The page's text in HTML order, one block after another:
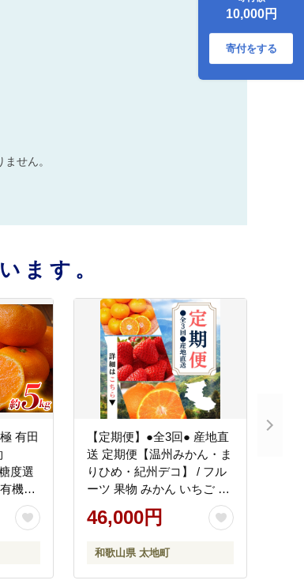
※2026年10月～11
月に順次発送予定
（お届け日指定不
可） 有機質肥料
100% サイズ混合
10,000円
寄付をする
せん。
ます。
有田
度選
機質
月～
予定
【定期便】●全3回● 産地直
送 定期便【温州みかん・ま
りひめ・紀州デコ】 / フル
ーツ 果物 みかん いちご 旬
定期便 【tkb352】
46,000円
和歌山県 太地町